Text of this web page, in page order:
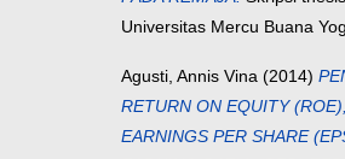
Universitas Mercu Buana
Agusti, Annis Vina (2014)
RETURN ON EQUITY (ROE),
EARNINGS PER SHARE